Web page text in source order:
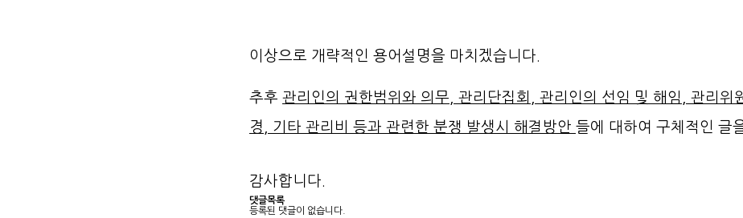
이상으로 개략적인 용어설명을 마치겠습니다.
추후 관리인의 권한범위와 의무, 관리단집회, 관리인의 선임 및 해임, 관리위
경, 기타 관리비 등과 관련한 분쟁 발생시 해결방안 들에 대하여 구체적인 글
감사합니다.
댓글목록
등록된 댓글이 없습니다.